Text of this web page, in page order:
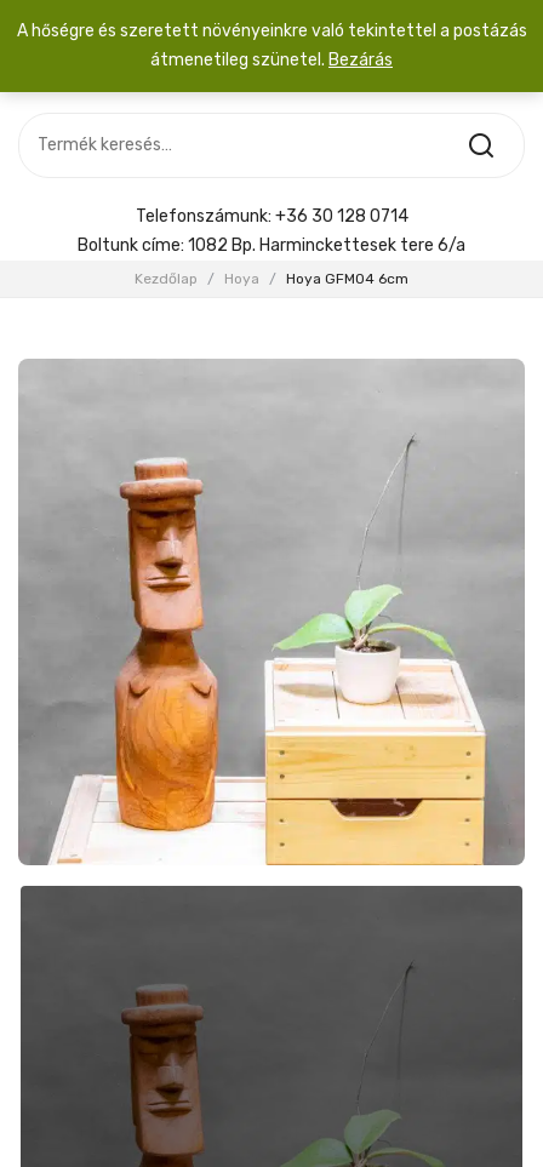
SZOBANÖVÉNY
KIEGÉSZÍTŐK
Menyasszonyi csokor
Telefonszámunk: +36 30 128 0714
Boltunk címe: 1082 Bp. Harminckettesek tere 6/a
Kezdőlap / Hoya / Hoya GFM04 6cm
A hőségre és szeretett növényeinkre való tekintettel a postázás
átmenetileg szünetel. Bezárás